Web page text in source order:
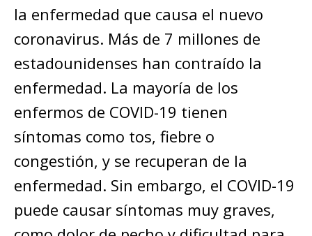
la enfermedad que causa el nuevo
coronavirus. Más de 7 millones de
estadounidenses han contraído la
enfermedad. La mayoría de los
enfermos de COVID-19 tienen
síntomas como tos, fiebre o
congestión, y se recuperan de la
enfermedad. Sin embargo, el COVID-19
puede causar síntomas muy graves,